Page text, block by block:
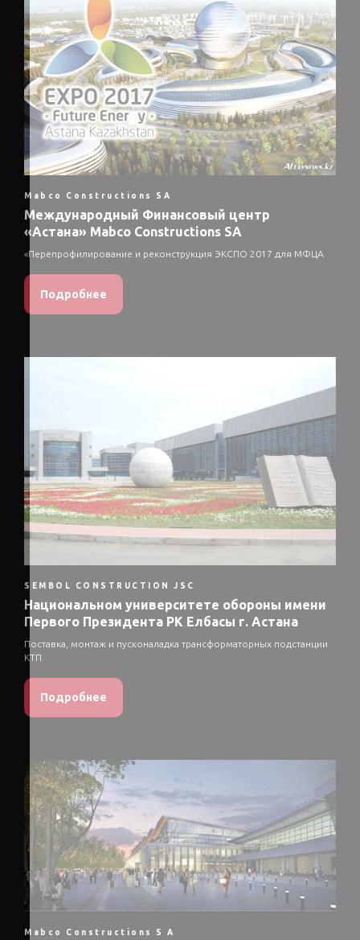
Mabco Constructions SA
Международный Финансовый центр
«Астана» Mabco Constructions SA
«Перепрофилирование и реконструкция ЭКСПО 2017 для МФЦА
Подробнее
SEMBOL CONSTRUCTION JSC
Национальном университете обороны имени
Первого Президента РК Елбасы г. Астана
Поставка, монтаж и пусконаладка трансформаторных подстанции
КТП
Подробнее
Mabco Constructions S A